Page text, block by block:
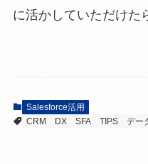
に活かしていただけた
Salesforce活用
CRM
DX SFA TIPS デー